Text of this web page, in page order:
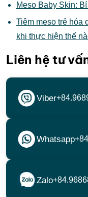
Meso Baby Skin:
Tiêm meso trẻ hóa
khi thực hiện thế
Liên hệ tư
Viber
Whatsapp
Zalo